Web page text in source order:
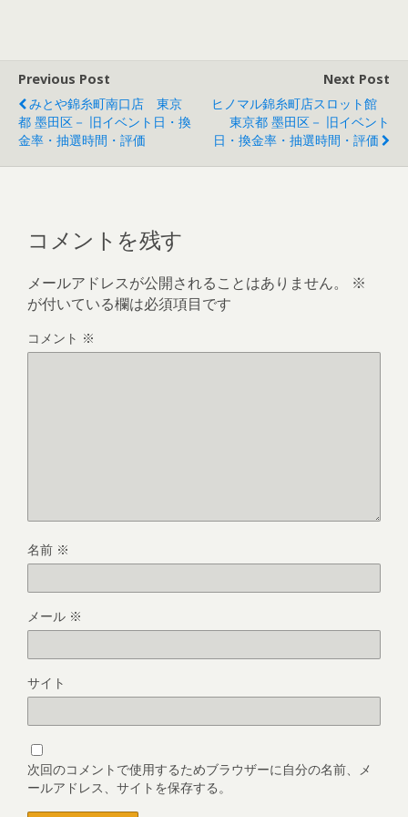
Previous Post
みとや錦糸町南口店 東京
都 墨田区－ 旧イベント日・換
金率・抽選時間・評価
Next Post
ヒノマル錦糸町店スロット館
東京都 墨田区－ 旧イベント
日・換金率・抽選時間・評価
コメントを残す
メールアドレスが公開されることはありません。
※
が付いている欄は必須項目です
コメント ※
名前 ※
メール ※
サイト
次回のコメントで使用するためブラウザーに自分の名前、メ
ールアドレス、サイトを保存する。